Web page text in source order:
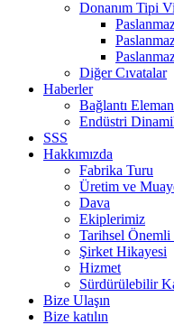
Donanım Tipi
Diğer Cıvatalar
Haberler
Bağlantı
Endüstri
SSS
Hakkımızda
Fabrika Turu
Üretim ve
Dava
Ekiplerimiz
Tarihsel
Şirket Hikayesi
Hizmet
Sürdürülebilir
Bize Ulaşın
Bize katılın